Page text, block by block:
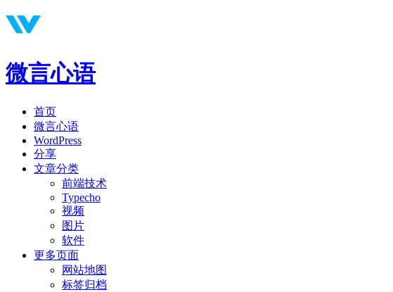
微言心语
首页
微言心语
WordPress
分享
文章分类
前端技术
Typecho
视频
图片
软件
更多页面
网站地图
标签归档